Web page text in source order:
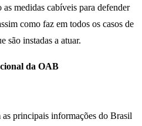
medidas cabíveis para defender
como faz em todos os casos de
são instadas a atuar.
da OAB
principais informações do Brasil